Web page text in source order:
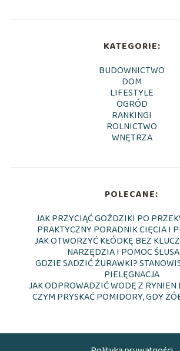
KATEGORIE:
BUDOWNICTWO
DOM
LIFESTYLE
OGRÓD
RANKINGI
ROLNICTWO
WNĘTRZA
POLECANE:
JAK PRZYCIĄĆ GOŹDZIKI PO
PRAKTYCZNY PORADNIK CIĘCIA I
JAK OTWORZYĆ KŁÓDKĘ BEZ
NARZĘDZIA I POMOC
GDZIE SADZIĆ ŻURAWKI?
PIELĘGNACJA
JAK ODPROWADZIĆ WODĘ Z RYNIEN
CZYM PRYSKAĆ POMIDORY, GDY